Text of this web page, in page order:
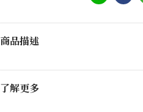
商品描述
了解更多